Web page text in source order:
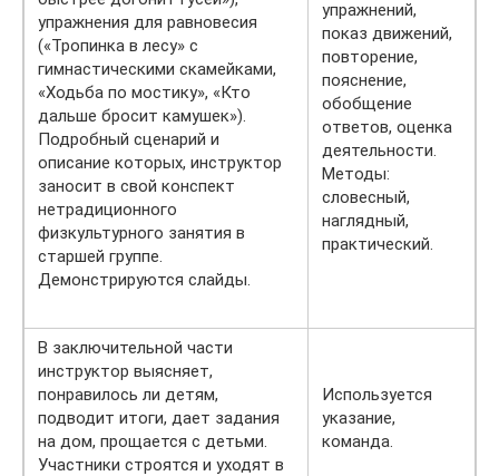
упражнения для равновесия
(«Тропинка в лесу» с
гимнастическими скамейками,
«Ходьба по мостику», «Кто
дальше бросит камушек»).
Подробный сценарий и
описание которых, инструктор
заносит в свой конспект
нетрадиционного
физкультурного занятия в
старшей группе.
Демонстрируются слайды.
упражнений,
показ движений,
повторение,
пояснение,
обобщение
ответов, оценка
деятельности.
Методы:
словесный,
наглядный,
практический.
В заключительной части
инструктор выясняет,
понравилось ли детям,
подводит итоги, дает задания
на дом, прощается с детьми.
Участники строятся и уходят в
Используется
указание,
команда.